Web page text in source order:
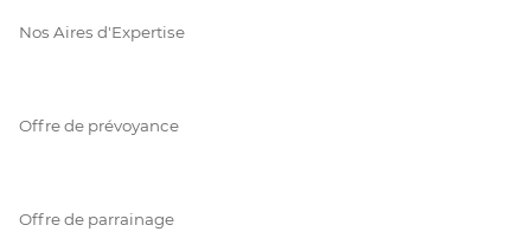
Nos Aires d'Expertise
Offre de prévoyance
Offre de parrainage